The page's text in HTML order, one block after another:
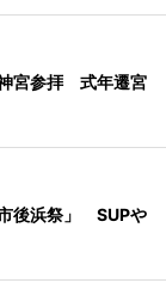
宮参拝 式年遷宮
後浜祭」 SUPや